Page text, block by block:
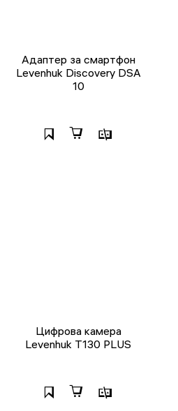
Адаптер за смартфон
Levenhuk Discovery DSA
10
Цифрова камера
Levenhuk T130 PLUS